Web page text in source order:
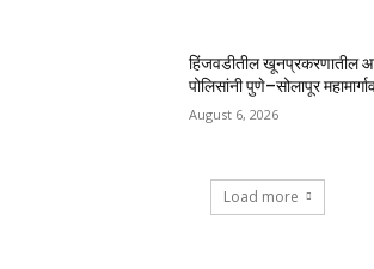
हिंजवडीतील खूनप्रकरणातील
पोलिसांनी पुणे–सोलापूर
August 6, 2026
Load more